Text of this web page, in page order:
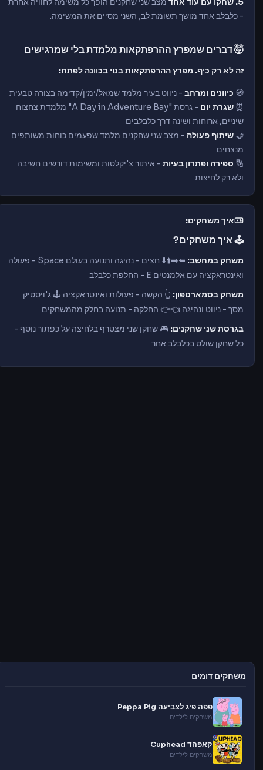
- כלבלב אחד מושך תשומת לב, השני מסיים את המשימה.
🤯 דברים שמפרץ ההרפתקאות מלמדת בלי שמרגישים
זה לא רק כיף. מפרץ ההרפתקאות בנוי בכוונה לפתח:
🧭 כיוונים ומרחב - ניווט בעיר מלמד שמאל/ימין/קדימה בצורה טבעית
⏰ שגרת יום
- גרסת "A Day in Adventure Bay" מלמדת צחצוח
שיניים, ארוחות ושינה דרך כלבלבים
🤝 שיתוף פעולה - מצב שני שחקנים מלמד שפעמים כוחות משותפים
מנצחים
🔢 ספירה ופתרון בעיות - איתור צ'יקלטות ומשימות דורשים חשיבה
ולא רק לחיצות
איך משחקים:
🕹️ איך משחקים?
משחק במחשב:
⬅️➡️⬆️⬇️ חצים - נהיגה ותנועה בעולם Space - פעולה
ואינטראקציה עם אלמנטים E - החלפת כלבלב
משחק בסמארטפון: 👆 הקשה - פעולות ואינטראקציה 🕹️ ג'ויסטיק
מסך - ניווט ונהיגה 👈👉 החלקה - תנועה בחלק מהמשחקים
בגרסת שני שחקנים: 🎮 שחקן שני מצטרף בלחיצה על כפתור נוסף -
כל שחקן שולט בכלבלב אחר
משחקים דומים
פפה פיג לצביעה Peppa Pig
משחקים לילדים
קאפהד Cuphead
משחקים לילדים